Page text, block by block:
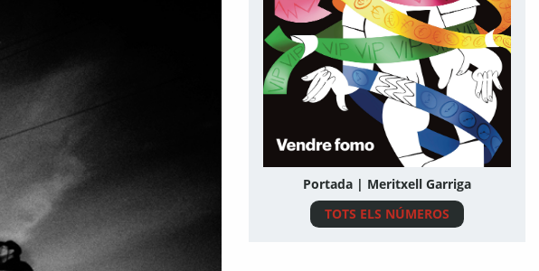
Portada | Meritxell Garriga
TOTS ELS NÚMEROS